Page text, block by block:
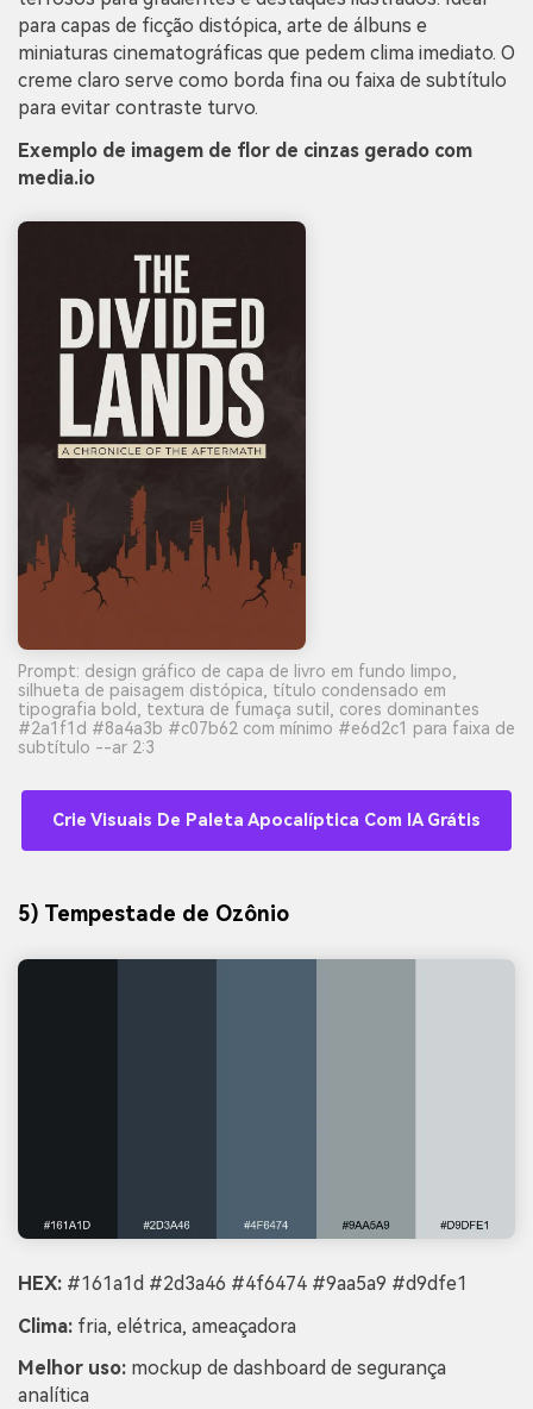
para capas de ficção distópica, arte de álbuns e
miniaturas cinematográficas que pedem clima imediato. O
creme claro serve como borda fina ou faixa de subtítulo
para evitar contraste turvo.
Exemplo de imagem de flor de cinzas gerado com
media.io
Prompt: design gráfico de capa de livro em fundo limpo,
silhueta de paisagem distópica, título condensado em
tipografia bold, textura de fumaça sutil, cores dominantes
#2a1f1d #8a4a3b #c07b62 com mínimo #e6d2c1 para faixa de
subtítulo --ar 2:3
Crie Visuais De Paleta Apocalíptica Com IA Grátis
5) Tempestade de Ozônio
HEX: #161a1d #2d3a46 #4f6474 #9aa5a9 #d9dfe1
Clima: fria, elétrica, ameaçadora
Melhor uso: mockup de dashboard de segurança
analítica
Crie imagens com
IA sem limites.
100% grátis!
Comece Grátis →